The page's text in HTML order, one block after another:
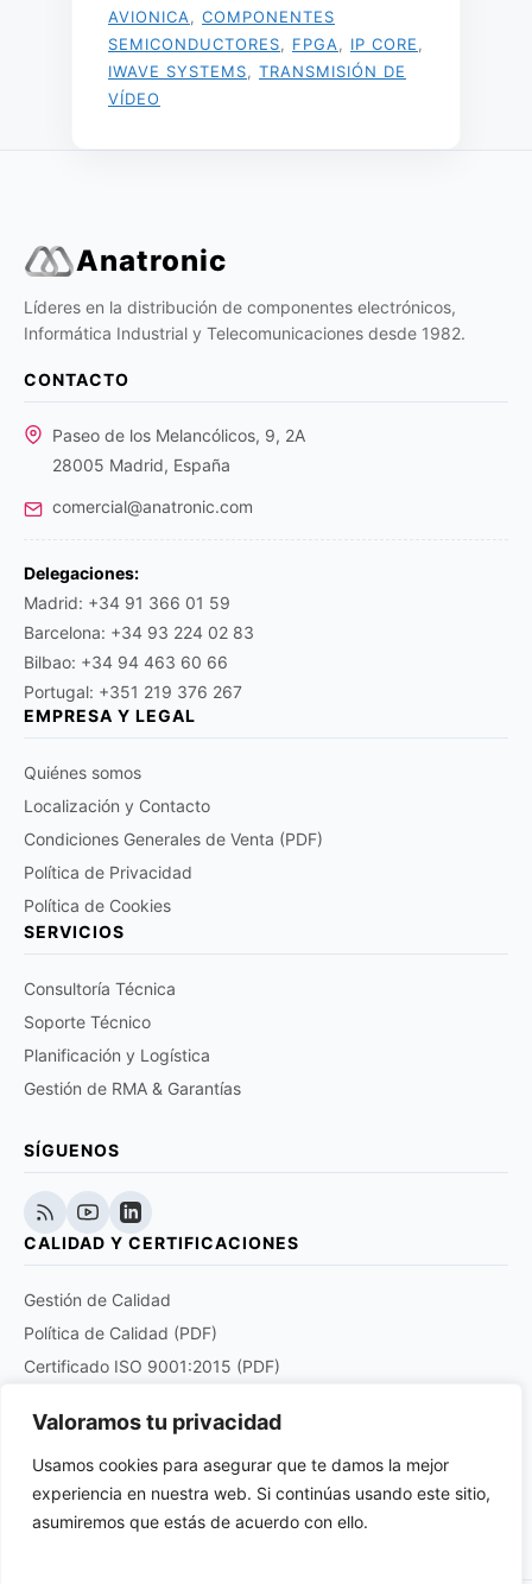
Valoramos tu privacidad
Usamos cookies para asegurar que te damos la mejor
experiencia en nuestra web. Si continúas usando este sitio,
asumiremos que estás de acuerdo con ello.
AVIONICA
COMPONENTES
SEMICONDUCTORES
FPGA IP CORE
IWAVE SYSTEMS
TRANSMISIÓN DE
VÍDEO
Anatronic
Líderes en la distribución de componentes electrónicos,
Informática Industrial y Telecomunicaciones desde 1982.
CONTACTO
Paseo de los Melancólicos, 9, 2A
28005 Madrid, España
comercial@anatronic.com
Delegaciones:
Madrid: +34 91 366 01 59
Barcelona: +34 93 224 02 83
Bilbao: +34 94 463 60 66
Portugal: +351 219 376 267
EMPRESA Y LEGAL
Quiénes somos
Localización y Contacto
Condiciones Generales de Venta (PDF)
Política de Privacidad
Política de Cookies
SERVICIOS
Consultoría Técnica
Soporte Técnico
Planificación y Logística
Gestión de RMA & Garantías
SÍGUENOS
CALIDAD Y CERTIFICACIONES
Gestión de Calidad
Política de Calidad (PDF)
Certificado ISO 9001:2015 (PDF)
Certificado DOCUPLUS S&I (PDF)
Purchase order quality clauses for aviation and
aerospace products suppliers (PDF)